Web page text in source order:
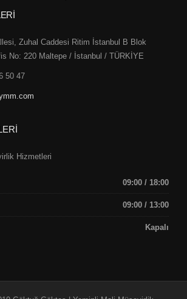
Zuhal Caddesi Ritim İstanbul B Blok
No: 220 Maltepe / İstanbul / TÜRKİYE
50 47
Hizmetleri
09:00 / 18:00
09:00 / 13:00
Kapalı